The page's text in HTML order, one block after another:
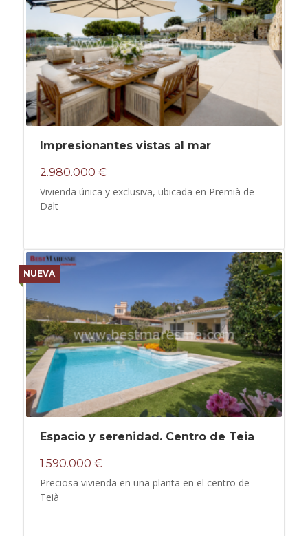
Impresionantes vistas al mar
2.980.000 €
Vivienda única y exclusiva, ubicada en Premià de
Dalt
NUEVA
Espacio y serenidad. Centro de Teia
1.590.000 €
Preciosa vivienda en una planta en el centro de
Teià